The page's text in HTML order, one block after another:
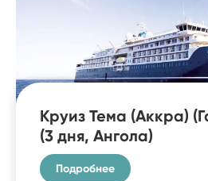
Круиз Тема (Аккра)
(3 дня, Ангола)
Подробнее